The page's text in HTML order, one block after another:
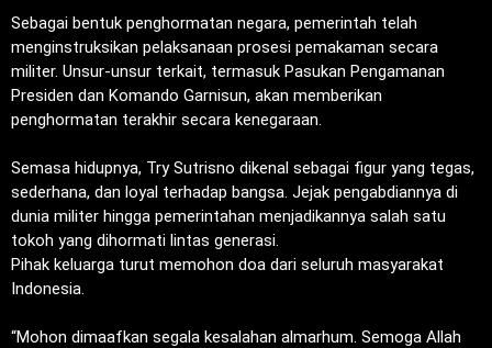
‎Sebagai bentuk penghormatan negara, pemerintah telah
menginstruksikan pelaksanaan prosesi pemakaman secara
militer. Unsur-unsur terkait, termasuk Pasukan Pengamanan
Presiden dan Komando Garnisun, akan memberikan
penghormatan terakhir secara kenegaraan.
‎Semasa hidupnya, Try Sutrisno dikenal sebagai figur yang tegas,
sederhana, dan loyal terhadap bangsa. Jejak pengabdiannya di
dunia militer hingga pemerintahan menjadikannya salah satu
tokoh yang dihormati lintas generasi.
‎Pihak keluarga turut memohon doa dari seluruh masyarakat
Indonesia.
‎“Mohon dimaafkan segala kesalahan almarhum. Semoga Allah